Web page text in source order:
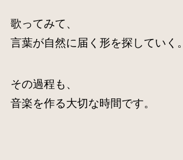
歌ってみて、
言葉が自然に届く形を探していく。
その過程も、
音楽を作る大切な時間です。